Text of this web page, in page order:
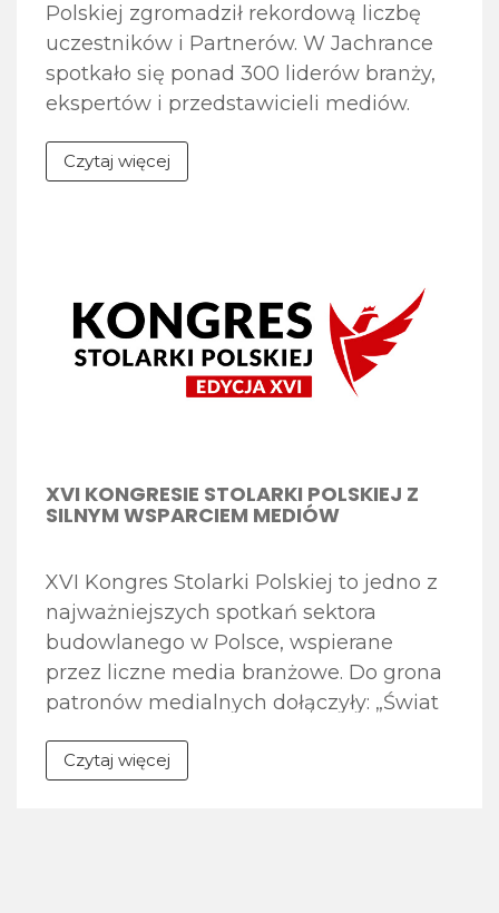
Polskiej zgromadził rekordową liczbę
uczestników i Partnerów. W Jachrance
spotkało się ponad 300 liderów branży,
ekspertów i przedstawicieli mediów.
hasłem „Fundamenty przyszłości –
okazję do świętowania 30-lecia Związku
POiD. Pragniemy serdecznie
podziękować wszystkim, którzy
przyczynili się do sukcesu wydarzenia.
Czytaj więcej
XVI KONGRESIE STOLARKI POLSKIEJ Z
SILNYM WSPARCIEM MEDIÓW
XVI Kongres Stolarki Polskiej to jedno z
najważniejszych spotkań sektora
budowlanego w Polsce, wspierane
przez liczne media branżowe. Do grona
patronów medialnych dołączyły: „Świat
Termomodernizacja.pl. „Monter Stolarki”
Czytaj więcej